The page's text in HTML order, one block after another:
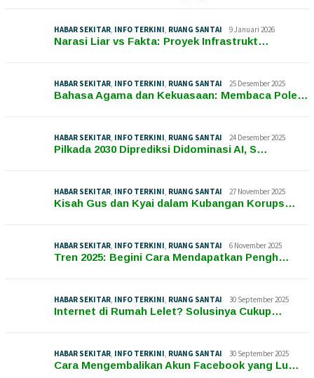
HABAR SEKITAR, INFO TERKINI, RUANG SANTAI 9 Januari 2026
Narasi Liar vs Fakta: Proyek Infrastrukt…
HABAR SEKITAR, INFO TERKINI, RUANG SANTAI 25 Desember 2025
Bahasa Agama dan Kekuasaan: Membaca Pole…
HABAR SEKITAR, INFO TERKINI, RUANG SANTAI 24 Desember 2025
Pilkada 2030 Diprediksi Didominasi AI, S…
HABAR SEKITAR, INFO TERKINI, RUANG SANTAI 27 November 2025
Kisah Gus dan Kyai dalam Kubangan Korups…
HABAR SEKITAR, INFO TERKINI, RUANG SANTAI 6 November 2025
Tren 2025: Begini Cara Mendapatkan Pengh…
HABAR SEKITAR, INFO TERKINI, RUANG SANTAI 30 September 2025
Internet di Rumah Lelet? Solusinya Cukup…
HABAR SEKITAR, INFO TERKINI, RUANG SANTAI 30 September 2025
Cara Mengembalikan Akun Facebook yang Lu…